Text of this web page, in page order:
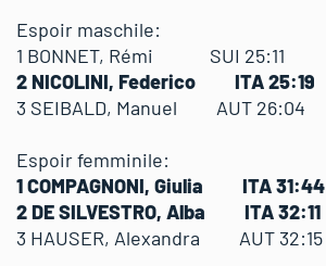
Espoir maschile:
1 BONNET, Rémi SUI 25:11
2 NICOLINI, Federico ITA 25:19
3 SEIBALD, Manuel AUT 26:04
Espoir femminile:
1 COMPAGNONI, Giulia ITA 31:44
2 DE SILVESTRO, Alba ITA 32:11
3 HAUSER, Alexandra AUT 32:15